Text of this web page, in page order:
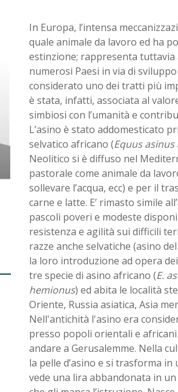
In Europa, l’intensa
quale animale da lavoro ed ha
estinzione; rappresenta tuttavia
numerosi Paesi in via di
considerato uno dei tratti più
è stata, infatti, associata al
simbiosi con l’umanità e
L’asino è stato addomesticato
selvatico africano (Equus
Neolitico si è diffuso nel
pastorale come animale da
sollevare l’acqua, ecc) e per il
carne e latte. E’ rimasto simile
pascoli poveri e modeste
resistenza e agilità sui difficili
razze anche selvatiche (asino
la loro introduzione ad opera
tre specie di asino africano (E.
hemionus) ed abita le località
Oriente, Russia asiatica, Asia
Nell'antichità l'asino era
presso popoli orientali e
andare a Gerusalemme. Nella
la pelle d’asino e si trasforma
vede una lira abbandonata in